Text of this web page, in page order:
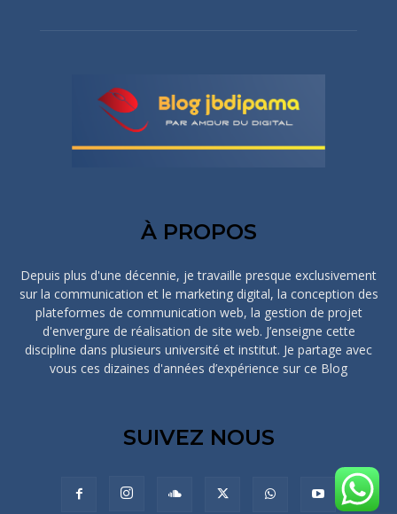
À PROPOS
Depuis plus d'une décennie, je travaille presque exclusivement
sur la communication et le marketing digital, la conception des
plateformes de communication web, la gestion de projet
d'envergure de réalisation de site web. J’enseigne cette
discipline dans plusieurs université et institut. Je partage avec
vous ces dizaines d'années d’expérience sur ce Blog
SUIVEZ NOUS